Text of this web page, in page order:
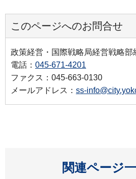
このページへのお問合せ
政策経営・国際戦略局経営戦略部
電話： 045-671-4201
ファクス：045-663-0130
メールアドレス： ss-
関連ページ
開